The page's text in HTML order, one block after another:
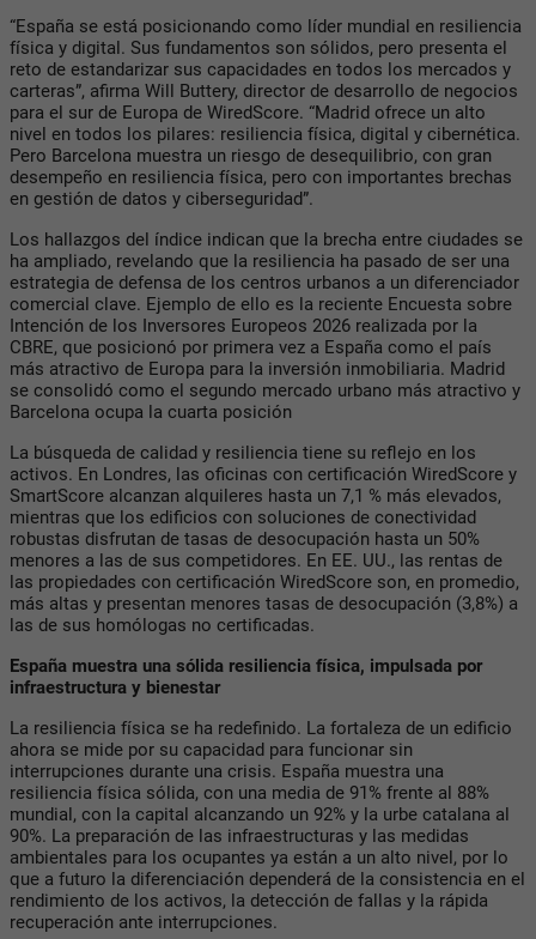
“España se está posicionando como líder mundial en resiliencia
física y digital. Sus fundamentos son sólidos, pero presenta el
reto de estandarizar sus capacidades en todos los mercados y
carteras”, afirma Will Buttery, director de desarrollo de negocios
para el sur de Europa de WiredScore. “Madrid ofrece un alto
nivel en todos los pilares: resiliencia física, digital y cibernética.
Pero Barcelona muestra un riesgo de desequilibrio, con gran
desempeño en resiliencia física, pero con importantes brechas
en gestión de datos y ciberseguridad”.
Los hallazgos del índice indican que la brecha entre ciudades se
ha ampliado, revelando que la resiliencia ha pasado de ser una
estrategia de defensa de los centros urbanos a un diferenciador
comercial clave. Ejemplo de ello es la reciente Encuesta sobre
Intención de los Inversores Europeos 2026 realizada por la
CBRE, que posicionó por primera vez a España como el país
más atractivo de Europa para la inversión inmobiliaria. Madrid
se consolidó como el segundo mercado urbano más atractivo y
Barcelona ocupa la cuarta posición
La búsqueda de calidad y resiliencia tiene su reflejo en los
activos. En Londres, las oficinas con certificación WiredScore y
SmartScore alcanzan alquileres hasta un 7,1 % más elevados,
mientras que los edificios con soluciones de conectividad
robustas disfrutan de tasas de desocupación hasta un 50%
menores a las de sus competidores. En EE. UU., las rentas de
las propiedades con certificación WiredScore son, en promedio,
más altas y presentan menores tasas de desocupación (3,8%) a
las de sus homólogas no certificadas.
España muestra una sólida resiliencia física, impulsada por
infraestructura y bienestar
La resiliencia física se ha redefinido. La fortaleza de un edificio
ahora se mide por su capacidad para funcionar sin
interrupciones durante una crisis. España muestra una
resiliencia física sólida, con una media de 91% frente al 88%
mundial, con la capital alcanzando un 92% y la urbe catalana al
90%. La preparación de las infraestructuras y las medidas
ambientales para los ocupantes ya están a un alto nivel, por lo
que a futuro la diferenciación dependerá de la consistencia en el
rendimiento de los activos, la detección de fallas y la rápida
recuperación ante interrupciones.